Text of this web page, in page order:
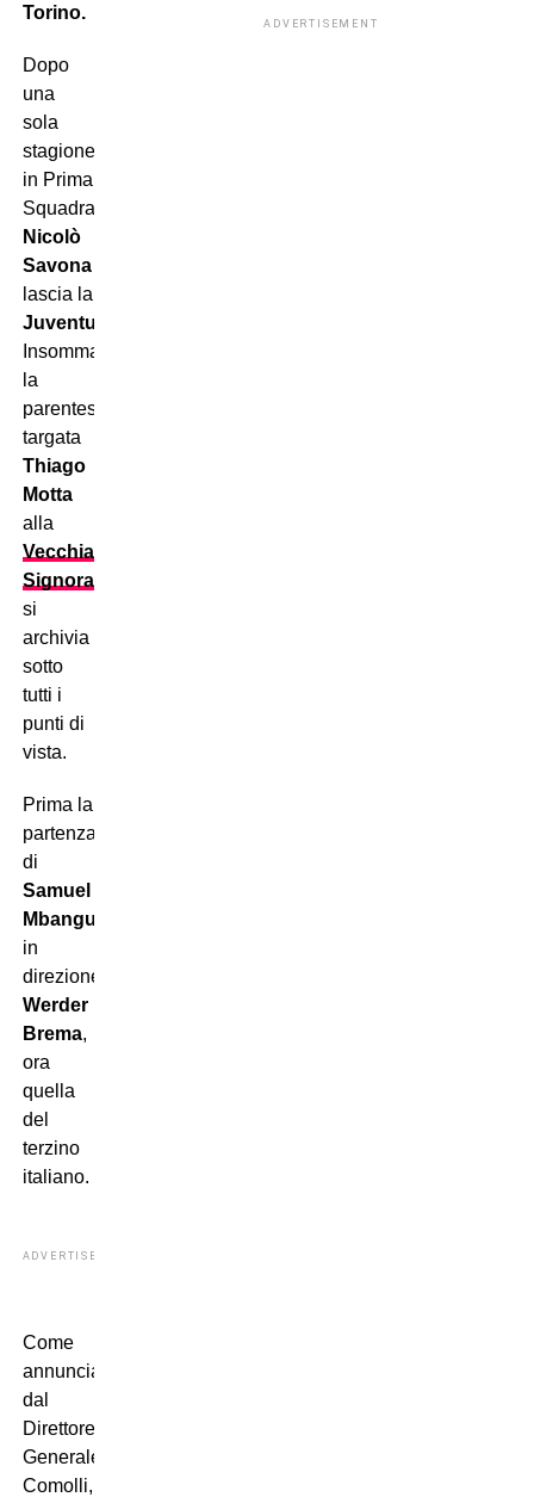
Torino.
Dopo
una
sola
stagione
in Prima
Squadra,
Nicolò
Savona
lascia la
Juventus
Insomma:
la
parentesi
targata
Thiago
Motta
alla
Vecchia
Signora
si
archivia
sotto
tutti i
punti di
vista.
Prima la
partenza
di
Samuel
Mbangula
in
direzione
Werder
Brema,
ora
quella
del
terzino
italiano.
ADVERTISEMENT
Come
annunciato
dal
Direttore
Generale
Comolli,
ADVERTISEMENT